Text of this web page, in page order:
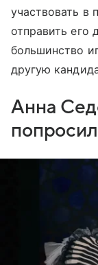
участвовать
отправить его
большинство
другую
Анна